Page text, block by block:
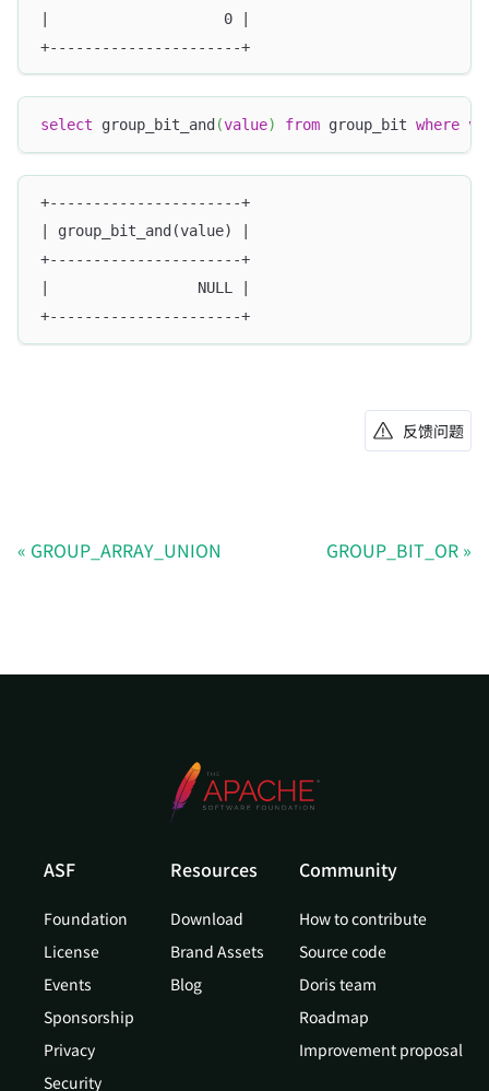
|                    0 |
+----------------------+
select group_bit_and (value) from group_bit where
+----------------------+
| group_bit_and(value) |
+----------------------+
|                 NULL |
+----------------------+
反馈问题
GROUP_ARRAY_UNION GROUP_BIT_OR
ASF
Foundation
License
Events
Sponsorship
Privacy
Security
Resources
Download
Brand Assets
Blog
Community
How to contribute
Source code
Doris team
Roadmap
Improvement proposal